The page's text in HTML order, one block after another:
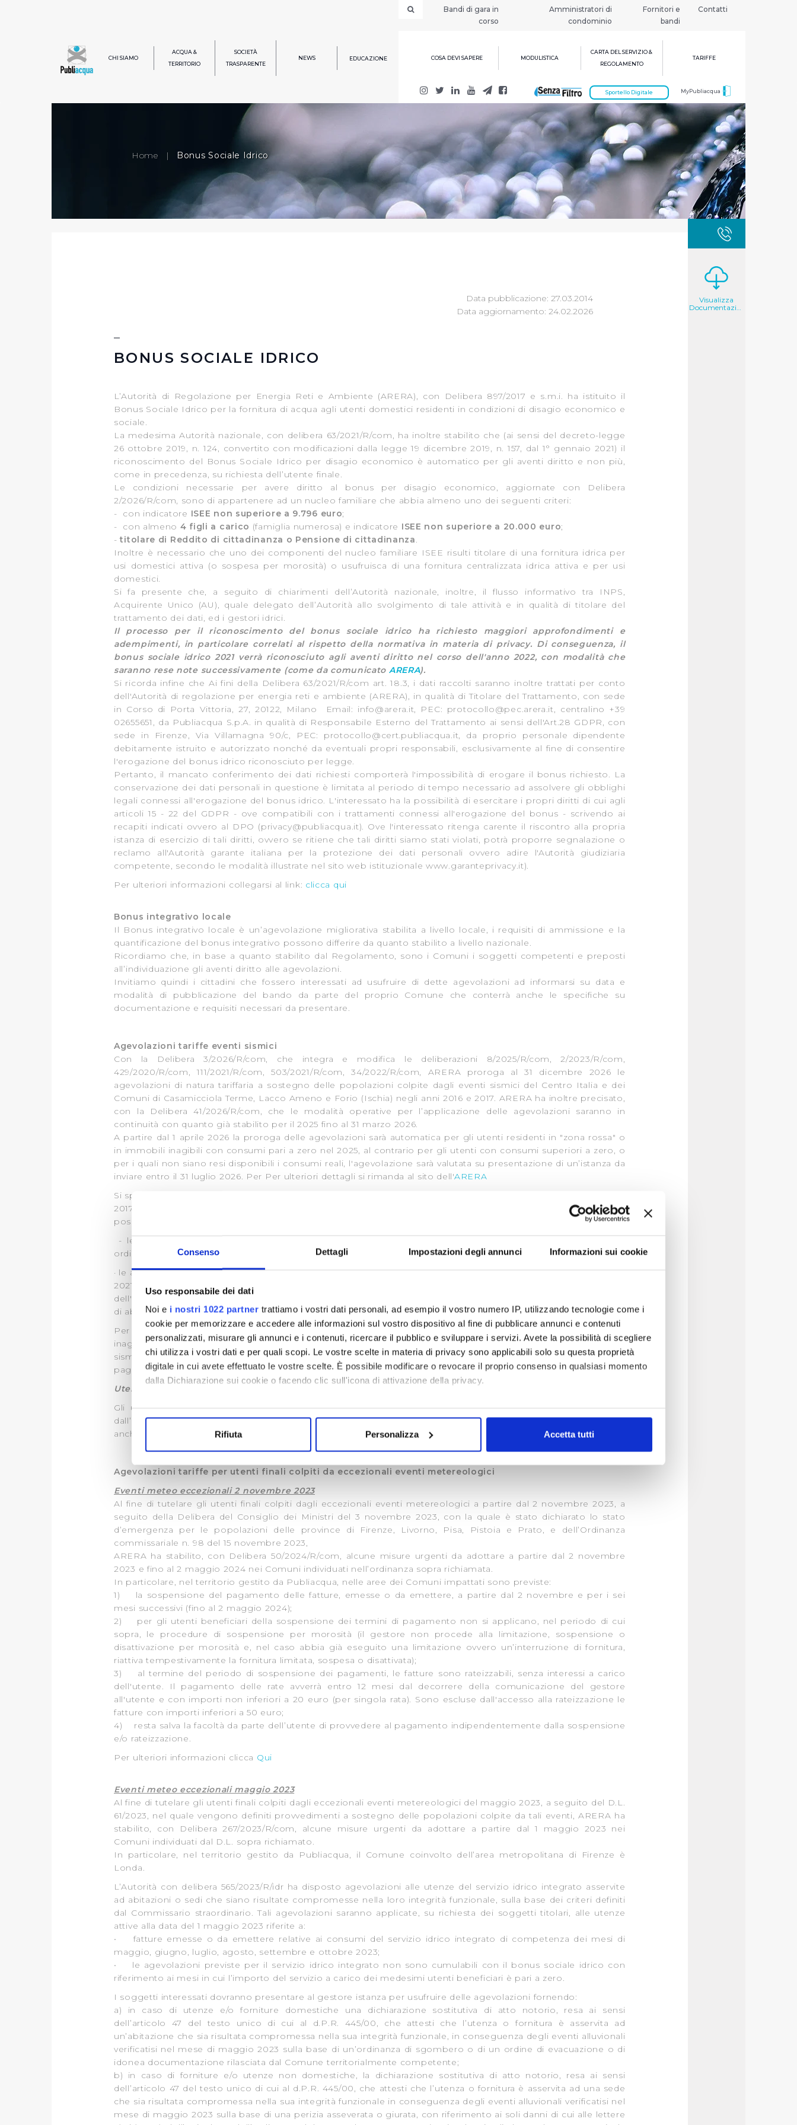
Consenso Dettagli Impostazioni degli annunci Informazioni sui cookie
Uso responsabile dei dati
Noi e i nostri 1022 partner trattiamo i vostri dati personali, ad esempio il vostro numero IP, utilizzando tecnologie come i
cookie per memorizzare e accedere alle informazioni sul vostro dispositivo al fine di pubblicare annunci e contenuti
personalizzati, misurare gli annunci e i contenuti, ricercare il pubblico e sviluppare i servizi. Avete la possibilità di scegliere
chi utilizza i vostri dati e per quali scopi. Le vostre scelte in materia di privacy sono applicabili solo su questa proprietà
digitale in cui avete effettuato le vostre scelte. È possibile modificare o revocare il proprio consenso in qualsiasi momento
dalla Dichiarazione sui cookie o facendo clic sull'icona di attivazione della privacy.
Identificare il tuo dispositivo, scansionandolo attivamente alla ricerca di caratteristiche specifiche (impronte
digitali).
Approfondisci come vengono elaborati i tuoi dati personali e imposta le tue preferenze nella
Utilizziamo dei cookie tecnici necessari per rendere fruibile il sito web abilitandone funzionalità di base quali la
navigazione sulle pagine e l'accesso alle aree protette. In linea con le preferenze manifestate dall’Utente e con i
consensi dallo stesso prestati, i cookie possono essere inoltre utilizzati per analizzare il traffico sul nostro sito web,
per personalizzare contenuti ed annunci e per fornire funzionalità dei social media, condividendo informazioni sul
modo in cui l’Utente utilizza il nostro sito con i nostri partner. Tali soggetti, che si occupano di analisi dei dati web,
pubblicità e social media, potrebbero combinare le informazioni ricevute con altre informazioni che l’Utente ha fornito
loro o che hanno raccolto dal suo utilizzo dei loro servizi.
Cliccando su "Accetta tutti", l'Utente accetta di memorizzare tutti i cookie sul dispositivo per le finalità sopra indicate.
Cliccando su "Personalizza" l’Utente può gestire direttamente le proprie preferenze selezionando i singoli cookie
desiderati e le terze parti destinatarie della condivisione di informazioni sopra indicata.
Cliccando su "Rifiuta" o sulla "X" posizionata in alto a destra in questo banner l’Utente rifiuta tutti i cookie con la sola
eccezione dei cookie tecnici. La chiusura del presente banner comporta il permanere delle impostazioni di default e
dunque la continuazione della navigazione in assenza di cookie o altri sistemi di tracciamento ad esclusione di quelli
tecnici indispensabili per una corretta visualizzazione della pagina.
Rifiuta Personalizza Accetta tutti
Bandi di gara in
corso
Amministratori di
condominio
Fornitori e
bandi
Contatti
CHI SIAMO
ACQUA &
TERRITORIO
SOCIETÀ
TRASPARENTE
NEWS EDUCAZIONE COSA DEVI SAPERE MODULISTICA
CARTA DEL SERVIZIO &
REGOLAMENTO
TARIFFE
MyPubliacqua
Sportello Digitale
Home | Bonus Sociale Idrico
Data pubblicazione: 27.03.2014
Data aggiornamento: 24.02.2026
BONUS SOCIALE IDRICO
L’Autorità di Regolazione per Energia Reti e Ambiente (ARERA), con Delibera 897/2017 e s.m.i. ha istituito il
Bonus Sociale Idrico per la fornitura di acqua agli utenti domestici residenti in condizioni di disagio economico e
sociale.
La medesima Autorità nazionale, con delibera 63/2021/R/com, ha inoltre stabilito che (ai sensi del decreto-legge
26 ottobre 2019, n. 124, convertito con modificazioni dalla legge 19 dicembre 2019, n. 157, dal 1° gennaio 2021) il
riconoscimento del Bonus Sociale Idrico per disagio economico è automatico per gli aventi diritto e non più,
come in precedenza, su richiesta dell’utente finale.
Le condizioni necessarie per avere diritto al bonus per disagio economico, aggiornate con Delibera
2/2026/R/com, sono di appartenere ad un nucleo familiare che abbia almeno uno dei seguenti criteri:
- con indicatore ISEE non superiore a 9.796 euro;
- con almeno 4 figli a carico (famiglia numerosa) e indicatore ISEE non superiore a 20.000 euro;
-titolare di Reddito di cittadinanza o Pensione di cittadinanza.
Inoltre è necessario che uno dei componenti del nucleo familiare ISEE risulti titolare di una fornitura idrica per
usi domestici attiva (o sospesa per morosità) o usufruisca di una fornitura centralizzata idrica attiva e per usi
domestici.
Si fa presente che, a seguito di chiarimenti dell’Autorità nazionale, inoltre, il flusso informativo tra INPS,
Acquirente Unico (AU), quale delegato dell’Autorità allo svolgimento di tale attività e in qualità di titolare del
trattamento dei dati, ed i gestori idrici.
Il processo per il riconoscimento del bonus sociale idrico ha richiesto maggiori approfondimenti e
adempimenti, in particolare correlati al rispetto della normativa in materia di privacy. Di conseguenza, il
bonus sociale idrico 2021 verrà riconosciuto agli aventi diritto nel corso dell'anno 2022, con modalità che
saranno rese note successivamente (come da comunicato ARERA).
Si ricorda infine che Ai fini della Delibera 63/2021/R/com art. 18.3, i dati raccolti saranno inoltre trattati per conto
dell'Autorità di regolazione per energia reti e ambiente (ARERA), in qualità di Titolare del Trattamento, con sede
in Corso di Porta Vittoria, 27, 20122, Milano Email: info@arera.it, PEC: protocollo@pec.arera.it, centralino +39
02655651, da Publiacqua S.p.A. in qualità di Responsabile Esterno del Trattamento ai sensi dell'Art.28 GDPR, con
sede in Firenze, Via Villamagna 90/c, PEC: protocollo@cert.publiacqua.it, da proprio personale dipendente
debitamente istruito e autorizzato nonché da eventuali propri responsabili, esclusivamente al fine di consentire
l'erogazione del bonus idrico riconosciuto per legge.
Pertanto, il mancato conferimento dei dati richiesti comporterà l'impossibilità di erogare il bonus richiesto. La
conservazione dei dati personali in questione è limitata al periodo di tempo necessario ad assolvere gli obblighi
legali connessi all'erogazione del bonus idrico. L'interessato ha la possibilità di esercitare i propri diritti di cui agli
articoli 15 - 22 del GDPR - ove compatibili con i trattamenti connessi all'erogazione del bonus - scrivendo ai
recapiti indicati ovvero al DPO (privacy@publiacqua.it). Ove l'interessato ritenga carente il riscontro alla propria
istanza di esercizio di tali diritti, ovvero se ritiene che tali diritti siamo stati violati, potrà proporre segnalazione o
reclamo all'Autorità garante italiana per la protezione dei dati personali ovvero adire l'Autorità giudiziaria
competente, secondo le modalità illustrate nel sito web istituzionale www.garanteprivacy.it).
Per ulteriori informazioni collegarsi al link: clicca qui
Bonus integrativo locale
Il Bonus integrativo locale è un’agevolazione migliorativa stabilita a livello locale, i requisiti di ammissione e la
quantificazione del bonus integrativo possono differire da quanto stabilito a livello nazionale.
Ricordiamo che, in base a quanto stabilito dal Regolamento, sono i Comuni i soggetti competenti e preposti
all’individuazione gli aventi diritto alle agevolazioni.
Invitiamo quindi i cittadini che fossero interessati ad usufruire di dette agevolazioni ad informarsi su data e
modalità di pubblicazione del bando da parte del proprio Comune che conterrà anche le specifiche su
documentazione e requisiti necessari da presentare.
Agevolazioni tariffe eventi sismici
Con la Delibera 3/2026/R/com, che integra e modifica le deliberazioni 8/2025/R/com, 2/2023/R/com,
429/2020/R/com, 111/2021/R/com, 503/2021/R/com, 34/2022/R/com, ARERA proroga al 31 dicembre 2026 le
agevolazioni di natura tariffaria a sostegno delle popolazioni colpite dagli eventi sismici del Centro Italia e dei
Comuni di Casamicciola Terme, Lacco Ameno e Forio (Ischia) negli anni 2016 e 2017. ARERA ha inoltre precisato,
con la Delibera 41/2026/R/com, che le modalità operative per l’applicazione delle agevolazioni saranno in
continuità con quanto già stabilito per il 2025 fino al 31 marzo 2026.
A partire dal 1 aprile 2026 la proroga delle agevolazioni sarà automatica per gli utenti residenti in "zona rossa" o
in immobili inagibili con consumi pari a zero nel 2025, al contrario per gli utenti con consumi superiori a zero, o
per i quali non siano resi disponibili i consumi reali, l'agevolazione sarà valutata su presentazione di un’istanza da
inviare entro il 31 luglio 2026. Per Per ulteriori dettagli si rimanda al sito dell'ARERA
Si specifica che, pur non essendo i Comuni gestiti da Publiacqua interessati dagli eventi sismici degli anni 2016 e
2017, gli utenti dei Comuni sopra citati, se attualmente domiciliati nel territorio dell’ATO 3 Medio Valdarno,
possono usufruire delle seguenti agevolazioni:
- le esenzioni previste a favore delle utenze e forniture site nelle "zone rosse", istituite mediante apposita
ordinanza sindacale emessa nel periodo compreso tra il 24 agosto 2016 e la data del 25 luglio 2018;
· le agevolazioni previste a favore dei titolari di utenze e forniture relative a immobili inagibili che entro il 30 aprile
2021 abbiano dichiarato, ai sensi del d.P.R. 445/00, con trasmissione agli uffici dell'Agenzia delle entrate e
dell'Istituto nazionale della previdenza sociale territorialmente competenti, l'inagibilità del fabbricato, della casa
di abitazione, dello studio professionale o dell'azienda o la permanenza dello stato di inagibilità già dichiarato.
Per tutta la durata delle agevolazioni si applica la tariffa domestica residente sia all’abitazione di residenza
inagibile sia all’eventuale utenza o fornitura in cui venga stabilito il solo domicilio successivamente all’evento
sismico, senza che sia stata trasferita la residenza anagrafica. Ulteriori dettagli sono disponibili alla seguente
pagina sul sito dell’ ARERA:
Utenti destinatari
Gli utenti già intestatari di un’utenza idrica con tariffa uso domestico residente in uno dei Comuni colpiti
dall’evento sismico potranno, facendo richiesta ai consueticanali, usufruire della tariffa uso domestico residente
anche nell’abitazione in cui hanno trasferito successivamente il proprio domicilio.
Agevolazioni tariffe per utenti finali colpiti da eccezionali eventi metereologici
Eventi meteo eccezionali 2 novembre 2023
Al fine di tutelare gli utenti finali colpiti dagli eccezionali eventi metereologici a partire dal 2 novembre 2023, a
seguito della Delibera del Consiglio dei Ministri del 3 novembre 2023, con la quale è stato dichiarato lo stato
d’emergenza per le popolazioni delle province di Firenze, Livorno, Pisa, Pistoia e Prato, e dell’Ordinanza
commissariale n. 98 del 15 novembre 2023,
ARERA ha stabilito, con Delibera 50/2024/R/com, alcune misure urgenti da adottare a partire dal 2 novembre
2023 e fino al 2 maggio 2024 nei Comuni individuati nell’ordinanza sopra richiamata.
In particolare, nel territorio gestito da Publiacqua, nelle aree dei Comuni impattati sono previste:
1) la sospensione del pagamento delle fatture, emesse o da emettere, a partire dal 2 novembre e per i sei
mesi successivi (fino al 2 maggio 2024);
2) per gli utenti beneficiari della sospensione dei termini di pagamento non si applicano, nel periodo di cui
sopra, le procedure di sospensione per morosità (il gestore non procede alla limitazione, sospensione o
disattivazione per morosità e, nel caso abbia già eseguito una limitazione ovvero un’interruzione di fornitura,
riattiva tempestivamente la fornitura limitata, sospesa o disattivata);
3) al termine del periodo di sospensione dei pagamenti, le fatture sono rateizzabili, senza interessi a carico
dell'utente. Il pagamento delle rate avverrà entro 12 mesi dal decorrere della comunicazione del gestore
all'utente e con importi non inferiori a 20 euro (per singola rata). Sono escluse dall'accesso alla rateizzazione le
fatture con importi inferiori a 50 euro;
4) resta salva la facoltà da parte dell’utente di provvedere al pagamento indipendentemente dalla sospensione
e/o rateizzazione.
Per ulteriori informazioni clicca Qui
Eventi meteo eccezionali maggio 2023
Al fine di tutelare gli utenti finali colpiti dagli eccezionali eventi metereologici del maggio 2023, a seguito del D.L.
61/2023, nel quale vengono definiti provvedimenti a sostegno delle popolazioni colpite da tali eventi, ARERA ha
stabilito, con Delibera 267/2023/R/com, alcune misure urgenti da adottare a partire dal 1 maggio 2023 nei
Comuni individuati dal D.L. sopra richiamato.
In particolare, nel territorio gestito da Publiacqua, il Comune coinvolto dell’area metropolitana di Firenze è
Londa.
L’Autorità con delibera 565/2023/R/idr ha disposto agevolazioni alle utenze del servizio idrico integrato asservite
ad abitazioni o sedi che siano risultate compromesse nella loro integrità funzionale, sulla base dei criteri definiti
dal Commissario straordinario. Tali agevolazioni saranno applicate, su richiesta dei soggetti titolari, alle utenze
attive alla data del 1 maggio 2023 riferite a:
• fatture emesse o da emettere relative ai consumi del servizio idrico integrato di competenza dei mesi di
maggio, giugno, luglio, agosto, settembre e ottobre 2023;
• le agevolazioni previste per il servizio idrico integrato non sono cumulabili con il bonus sociale idrico con
riferimento ai mesi in cui l’importo del servizio a carico dei medesimi utenti beneficiari è pari a zero.
I soggetti interessati dovranno presentare al gestore istanza per usufruire delle agevolazioni fornendo:
a) in caso di utenze e/o forniture domestiche una dichiarazione sostitutiva di atto notorio, resa ai sensi
dell’articolo 47 del testo unico di cui al d.P.R. 445/00, che attesti che l’utenza o fornitura è asservita ad
un’abitazione che sia risultata compromessa nella sua integrità funzionale, in conseguenza degli eventi alluvionali
verificatisi nel mese di maggio 2023 sulla base di un’ordinanza di sgombero o di un ordine di evacuazione o di
idonea documentazione rilasciata dal Comune territorialmente competente;
b) in caso di forniture e/o utenze non domestiche, la dichiarazione sostitutiva di atto notorio, resa ai sensi
dell’articolo 47 del testo unico di cui al d.P.R. 445/00, che attesti che l’utenza o fornitura è asservita ad una sede
che sia risultata compromessa nella sua integrità funzionale in conseguenza degli eventi alluvionali verificatisi nel
mese di maggio 2023 sulla base di una perizia asseverata o giurata, con riferimento ai soli danni di cui alle lettere
Visualizza
Documentazione